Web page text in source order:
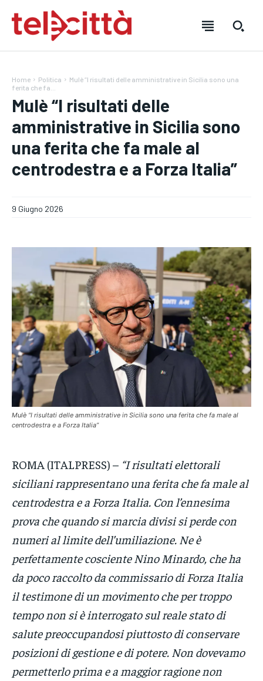
HOME
DIRETTA TELECITTÀ
VENETO
POLITICA
ECONOMIA
SPORT
GRUPPO
CONTATTI
HOME
DIRETTA TELECITTÀ
NOTIZIE
VENETO
POLITICA
ECONOMIA
SPORT
GRUPPO
CONTATTI
HOME
DIRETTA TELECITTÀ
NOTIZIE
VENETO
POLITICA
ECONOMIA
SPORT
GRUPPO
CONTATTI
Home Politica
Mulè “I risultati delle amministrative in Sicilia sono una
ferita che fa...
Mulè “I risultati delle
amministrative in Sicilia sono
una ferita che fa male al
centrodestra e a Forza Italia”
9 Giugno 2026
Mulè “I risultati delle amministrative in Sicilia sono una ferita che fa male al
centrodestra e a Forza Italia”
ROMA (ITALPRESS) – “I risultati elettorali
siciliani rappresentano una ferita che fa male al
centrodestra e a Forza Italia. Con l’ennesima
prova che quando si marcia divisi si perde con
numeri al limite dell’umiliazione. Ne è
perfettamente cosciente Nino Minardo, che ha
da poco raccolto da commissario di Forza Italia
il testimone di un movimento che per troppo
tempo non si è interrogato sul reale stato di
salute preoccupandosi piuttosto di conservare
posizioni di gestione e di potere. Non dovevamo
permetterlo prima e a maggior ragione non